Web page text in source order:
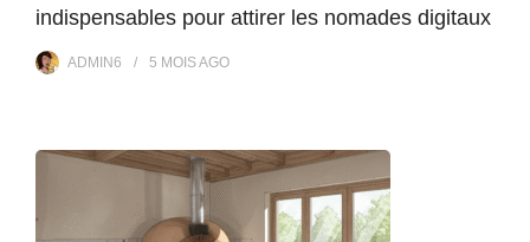
indispensables pour attirer les nomades digitaux
ADMIN6 5 MOISAGO